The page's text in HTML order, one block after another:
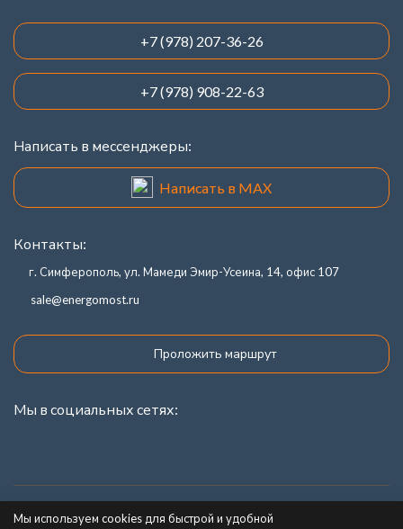
+7 (978) 207-36-26
+7 (978) 908-22-63
Написать в мессенджеры:
Написать в MAX
Контакты:
г. Симферополь, ул. Мамеди Эмир-Усеина, 14, офис 107
sale@energomost.ru
Проложить маршрут
Мы в социальных сетях:
Каталог товаров
Мы используем cookies для быстрой и удобной